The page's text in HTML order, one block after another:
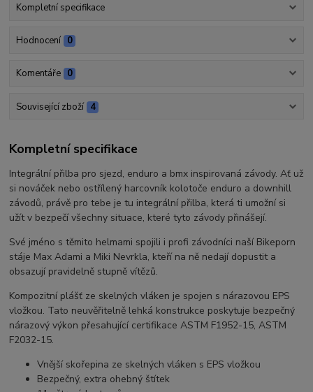
Kompletní specifikace
Hodnocení 0
Komentáře 0
Související zboží 4
Kompletní specifikace
Integrální přilba pro sjezd, enduro a bmx inspirovaná závody. Ať už
si nováček nebo ostřílený harcovník kolotoče enduro a downhill
závodů, právě pro tebe je tu integrální přilba, která ti umožní si
užít v bezpečí všechny situace, které tyto závody přinášejí.
Své jméno s těmito helmami spojili i profi závodníci naší Bikeporn
stáje Max Adami a Miki Nevrkla, kteří na ně nedají dopustit a
obsazují pravidelně stupně vítězů.
Kompozitní plášť ze skelných vláken je spojen s nárazovou EPS
vložkou. Tato neuvěřitelně lehká konstrukce poskytuje bezpečný
nárazový výkon přesahující certifikace ASTM F1952-15, ASTM
F2032-15.
Vnější skořepina ze skelných vláken s EPS vložkou
Bezpečný, extra ohebný štítek